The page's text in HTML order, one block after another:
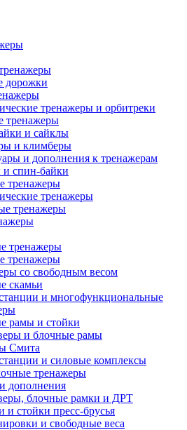
дорожки
тренажеры и орбитреки
тренажеры
и сайклы
и климберы
и дополнения к тренажерам
спин-байки
тренажеры
тренажеры
тренажеры
тренажеры
тренажеры
со свободным весом
скамьи
и многофункциональные
рамы и стойки
и блочные рамы
Смита
и силовые комплексы
тренажеры
дополнения
блочные рамки и ДРТ
и стойки пресс-брусья
и свободные веса